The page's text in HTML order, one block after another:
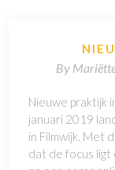
By
Nieuwe praktijk
januari 2019
in Filmwijk. Met
dat de focus